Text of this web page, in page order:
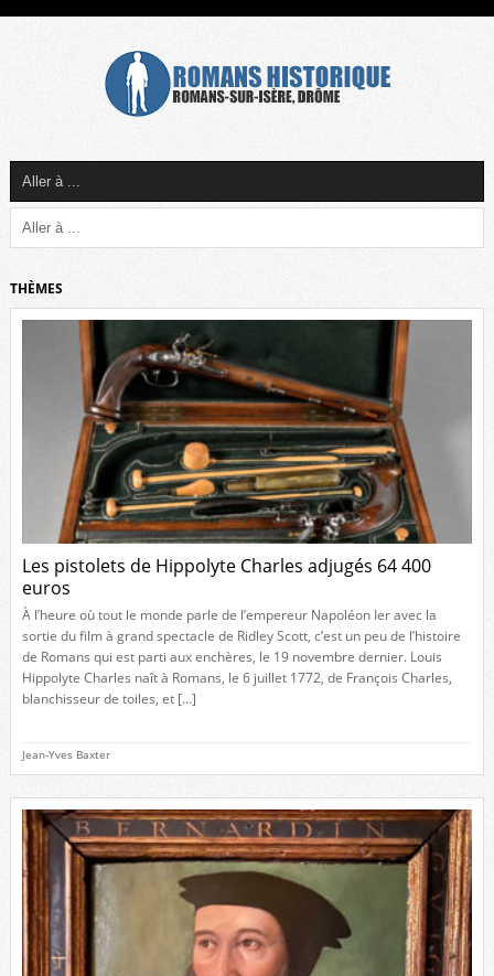
THÈMES
Les pistolets de Hippolyte Charles adjugés 64 400
euros
À l’heure où tout le monde parle de l’empereur Napoléon Ier avec la
sortie du film à grand spectacle de Ridley Scott, c’est un peu de l’histoire
de Romans qui est parti aux enchères, le 19 novembre dernier. Louis
Hippolyte Charles naît à Romans, le 6 juillet 1772, de François Charles,
blanchisseur de toiles, et […]
Jean-Yves Baxter